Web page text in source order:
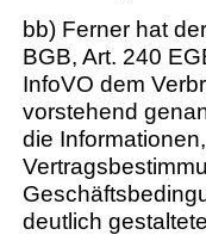
bb) Ferner hat
BGB, Art. 240
InfoVO dem
vorstehend
die
deutlich